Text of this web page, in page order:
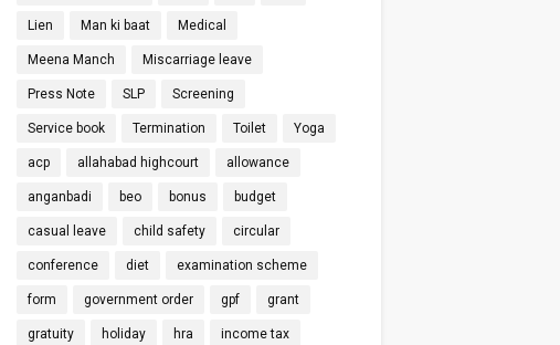
Lien Man ki baat Medical
Meena Manch Miscarriage leave
Press Note SLP Screening
Service book Termination Toilet Yoga
acp allahabad highcourt allowance
anganbadi beo bonus budget
casual leave child safety circular
conference diet examination scheme
form government order gpf grant
gratuity holiday hra income tax